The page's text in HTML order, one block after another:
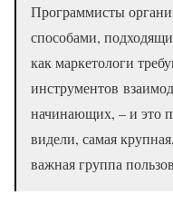
Программисты
способами,
как маркетологи
инструментов
начинающих, – и это
видели, самая
важная группа